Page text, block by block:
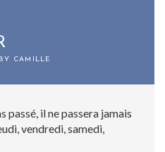
BY CAMILLE
passé, il ne passera jamais
vendredi, samedi,